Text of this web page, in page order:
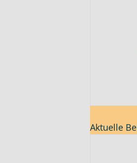
Aktuelle